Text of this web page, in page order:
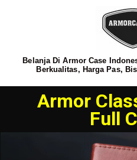
Belanja Di Armor Case
Berkualitas, Harga Pas,
Armor
Full